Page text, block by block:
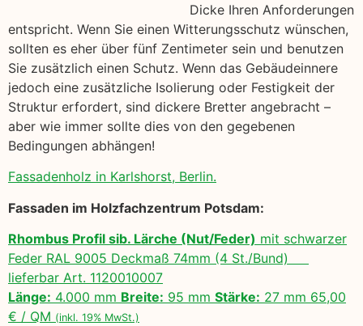
Dicke Ihren Anforderungen
entspricht. Wenn Sie einen Witterungsschutz wünschen,
sollten es eher über fünf Zentimeter sein und benutzen
Sie zusätzlich einen Schutz. Wenn das Gebäudeinnere
jedoch eine zusätzliche Isolierung oder Festigkeit der
Struktur erfordert, sind dickere Bretter angebracht –
aber wie immer sollte dies von den gegebenen
Bedingungen abhängen!
Fassadenholz in Karlshorst, Berlin.
Fassaden im Holzfachzentrum Potsdam:
Rhombus Profil sib. Lärche (Nut/Feder) mit schwarzer
Feder RAL 9005 Deckmaß 74mm (4 St./Bund)
lieferbar Art. 1120010007
Länge: 4.000 mm Breite: 95 mm Stärke: 27 mm 65,00
€ / QM (inkl. 19% MwSt.)